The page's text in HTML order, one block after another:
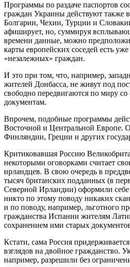
Программы по раздаче паспортов
граждан Украины действуют также
Болгарии, Чехии, Турции и
афиширует, но, суммируя
времени данные, можно
карты европейских соседей есть
«незалежных» граждан.
И это при том, что, например,
жителей Донбасса, не живут под
свободно передвигаются по миру
документам.
Впрочем, подобные программы
Восточной и Центральной Европе.
Финляндии, Греции и других
Критиковавшая Россию
некоторыми оговорками считает
ирландцев. В свою очередь в
тысяч британских подданных (в
Северной Ирландии) оформили
никто по этому поводу никаких
и по поводу, например, льготного
гражданства Испании жителям
сохранением ими старых
Кстати, сама Россия
взглядов на двойное гражданство.
например, разрешили без